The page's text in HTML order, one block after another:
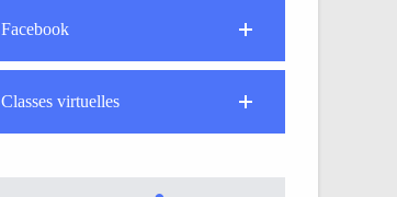
Facebook
Classes virtuelles